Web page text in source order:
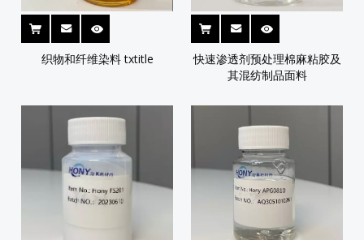
织物和纤维染料 txtitle
快速渗透剂预处理棉麻粘胶及
其混纺制品面料